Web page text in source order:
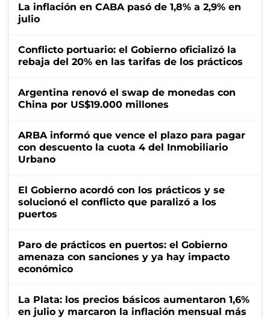
La inflación en CABA pasó de 1,8% a 2,9% en
julio
Conflicto portuario: el Gobierno oficializó la
rebaja del 20% en las tarifas de los prácticos
Argentina renovó el swap de monedas con
China por US$19.000 millones
ARBA informó que vence el plazo para pagar
con descuento la cuota 4 del Inmobiliario
Urbano
El Gobierno acordó con los prácticos y se
solucionó el conflicto que paralizó a los
puertos
Paro de prácticos en puertos: el Gobierno
amenaza con sanciones y ya hay impacto
económico
La Plata: los precios básicos aumentaron 1,6%
en julio y marcaron la inflación mensual más